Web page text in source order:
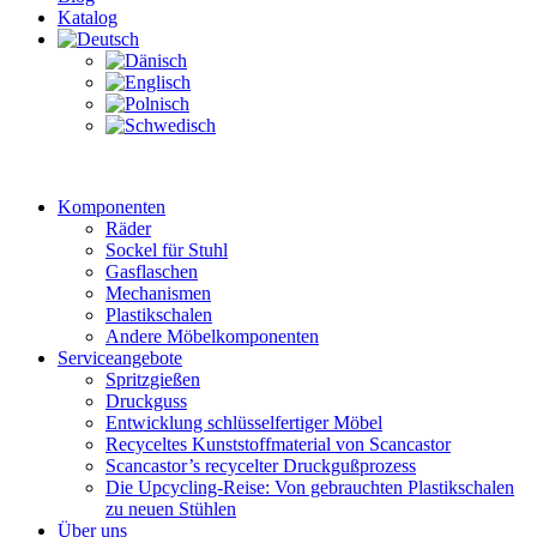
Katalog
Komponenten
Räder
Sockel für Stuhl
Gasflaschen
Mechanismen
Plastikschalen
Andere Möbelkomponenten
Serviceangebote
Spritzgießen
Druckguss
Entwicklung schlüsselfertiger Möbel
Recyceltes Kunststoffmaterial von Scancastor
Scancastor’s recycelter Druckgußprozess
Die Upcycling-Reise: Von gebrauchten Plastikschalen
zu neuen Stühlen
Über uns